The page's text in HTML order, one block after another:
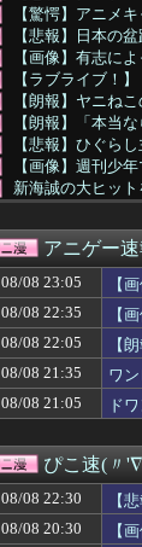
【驚愕】アニメ
【悲報】日本の
【画像】有志に
【ラブライブ！
【朗報】ヤニね
【朗報】「本当
【悲報】ひぐら
【画像】週刊少
新海誠の大ヒッ
【悲報】ワンダ
【議論】旅系
【悲報】AI扱い
理系女子「ガン
【朗報】ホロライ
【悲報】Uberチ
【エロ漫画】乱
【速報】ウマ娘
※【コーディネー
【画像】週刊少
【朗報】ジョジョ
【悲報】日本人キ
【重音テト】コナ
ワンピース尾田
アニゲー速
08/08 23:05
【
08/08 22:35
【
08/08 22:05
【
08/08 21:35
ワ
08/08 21:05
ド
ぴこ速(〃
08/08 22:30
【
08/08 20:30
【